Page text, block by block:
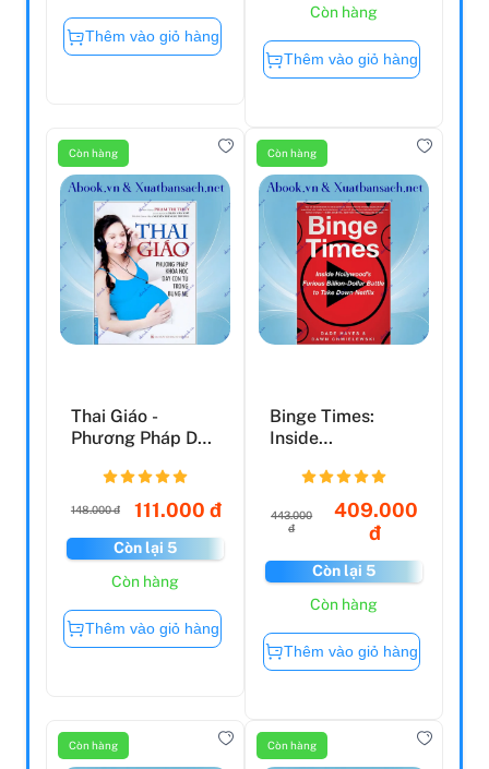
Thêm vào giỏ hàng
Còn hàng
Thêm vào giỏ hàng
Còn hàng
Thai Giáo -
Phương Pháp Dạy
Bụng Mẹ (...
148.000 đ 111.000 đ
Còn lại 5
Còn hàng
Thêm vào giỏ hàng
Còn hàng
Binge Times:
Inside
Furious Billion-
443.000
đ
409.000
đ
Còn lại 5
Còn hàng
Thêm vào giỏ hàng
Còn hàng Còn hàng